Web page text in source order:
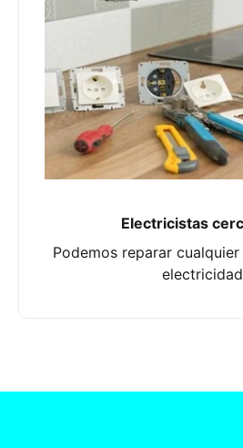
Electricistas
Podemos reparar